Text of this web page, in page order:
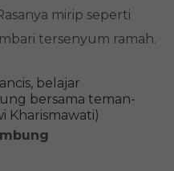
mirip seperti
tersenyum ramah.
belajar
bersama teman-
Kharismawati)